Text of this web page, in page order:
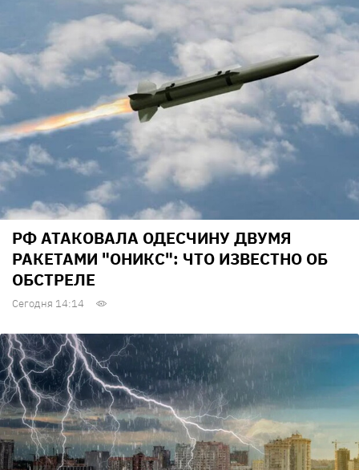
РФ АТАКОВАЛА ОДЕСЧИНУ ДВУМЯ
РАКЕТАМИ "ОНИКС": ЧТО ИЗВЕСТНО ОБ
ОБСТРЕЛЕ
Сегодня 14:14